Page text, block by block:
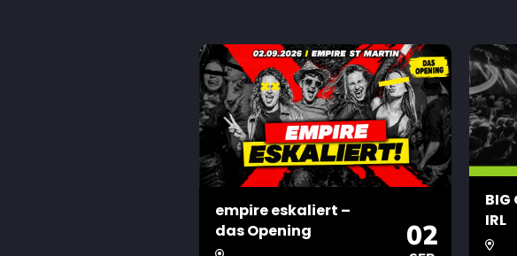
empire eskaliert –
das Opening
02
BIG
IRL